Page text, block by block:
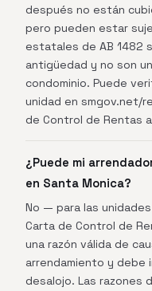
después no están
pero pueden estar
estatales de AB 1482
antigüedad y no son
condominio. Puede
unidad en smgov.net/
de Control de Rentas
¿Puede mi
en Santa Monica?
No — para las
Carta de Control de
una razón válida de
arrendamiento y debe
desalojo. Las razones